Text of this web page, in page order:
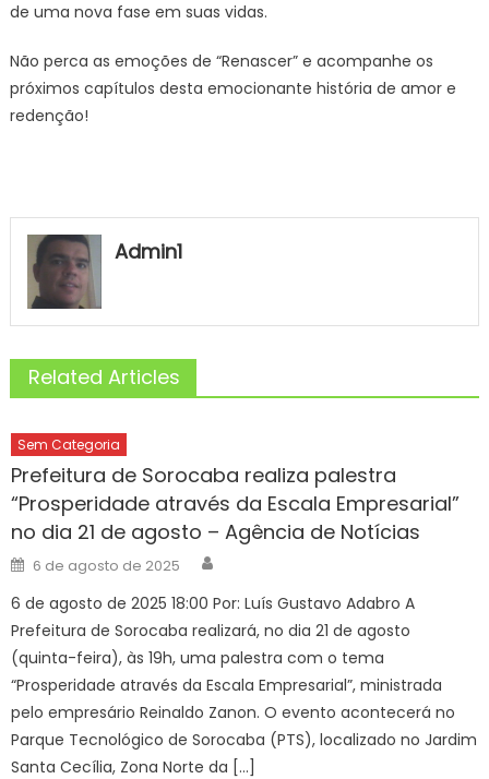
de uma nova fase em suas vidas.
Não perca as emoções de “Renascer” e acompanhe os
próximos capítulos desta emocionante história de amor e
redenção!
Admin1
Related Articles
Sem Categoria
Prefeitura de Sorocaba realiza palestra
“Prosperidade através da Escala Empresarial”
no dia 21 de agosto – Agência de Notícias
Posted
on
6 de agosto de 2025
6 de agosto de 2025 18:00 Por: Luís Gustavo Adabro A
Prefeitura de Sorocaba realizará, no dia 21 de agosto
(quinta-feira), às 19h, uma palestra com o tema
“Prosperidade através da Escala Empresarial”, ministrada
pelo empresário Reinaldo Zanon. O evento acontecerá no
Parque Tecnológico de Sorocaba (PTS), localizado no Jardim
Santa Cecília, Zona Norte da […]